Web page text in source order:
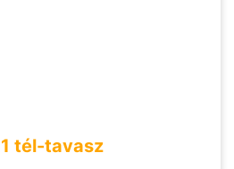
tél-tavasz